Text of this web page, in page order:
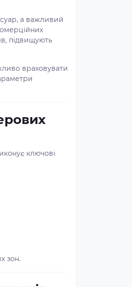
а важливий
підвищують
враховувати
ключові
зон.